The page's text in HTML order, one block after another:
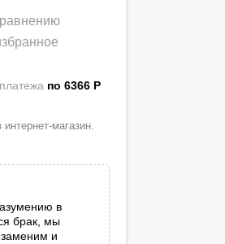
по 6366 P
магазин.
в
брак, мы
заменим и